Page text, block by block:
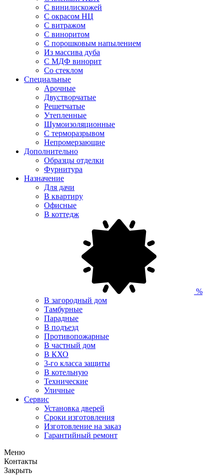
С винилискожей
С окрасом НЦ
С витражом
С виноритом
С порошковым напылением
Из массива дуба
С МДФ винорит
Со стеклом
Специальные
Арочные
Двустворчатые
Решетчатые
Утепленные
Шумоизоляционные
С терморазрывом
Непромерзающие
Дополнительно
Образцы отделки
Фурнитура
Назначение
Для дачи
В квартиру
Офисные
В коттедж
%
В загородный дом
Тамбурные
Парадные
В подъезд
Противопожарные
В частный дом
В КХО
3-го класса защиты
В котельную
Технические
Уличные
Сервис
Установка дверей
Сроки изготовления
Изготовление на заказ
Гарантийный ремонт
Меню
Контакты
Закрыть